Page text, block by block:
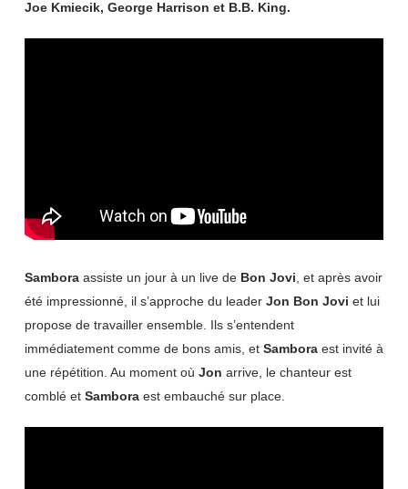
Joe Kmiecik, George Harrison et B.B. King.
Samboraassiste un jour à un live de Bon Jovi, et après avoir
été impressionné, il s’approche du leader Jon Bon Jovi et lui
propose de travailler ensemble. Ils s’entendent
immédiatement comme de bons amis, et Samboraest invité à
une répétition. Au moment où Jon arrive, le chanteur est
comblé et Samboraest embauché sur place.